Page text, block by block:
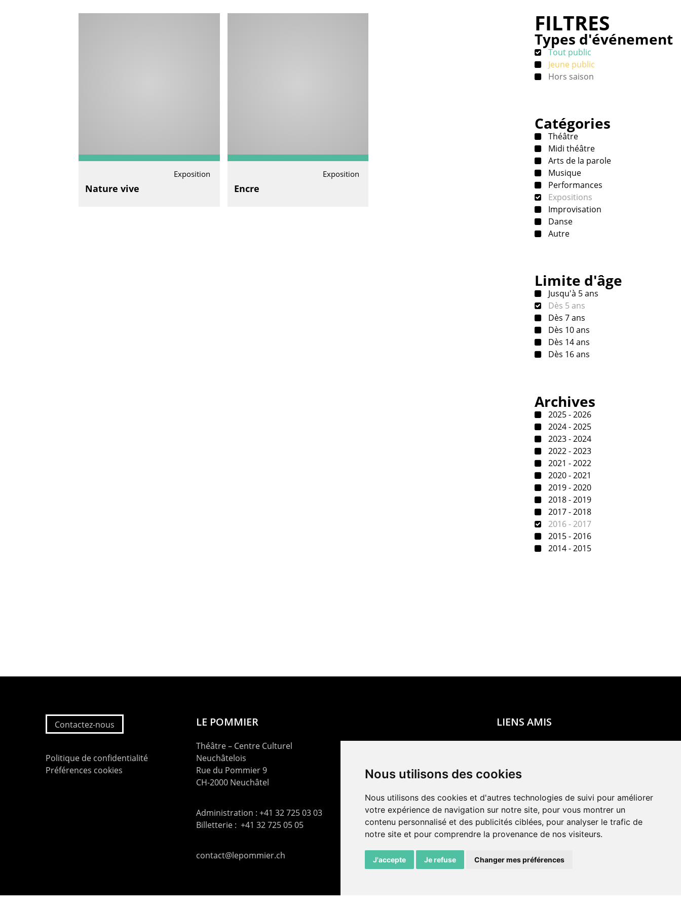
Nous utilisons des cookies
Nous utilisons des cookies et d'autres technologies de suivi pour améliorer
votre expérience de navigation sur notre site, pour vous montrer un
contenu personnalisé et des publicités ciblées, pour analyser le trafic de
notre site et pour comprendre la provenance de nos visiteurs.
J'accepte Je refuse Changer mes préférences
Exposition
Nature vive
Exposition
Encre
FILTRES
Types d'événement
Tout public
Jeune public
Hors saison
Catégories
Théâtre
Midi théâtre
Arts de la parole
Musique
Performances
Expositions
Improvisation
Danse
Autre
Limite d'âge
Jusqu'à 5 ans
Dès 5 ans
Dès 7 ans
Dès 10 ans
Dès 14 ans
Dès 16 ans
Archives
2025 - 2026
2024 - 2025
2023 - 2024
2022 - 2023
2021 - 2022
2020 - 2021
2019 - 2020
2018 - 2019
2017 - 2018
2016 - 2017
2015 - 2016
2014 - 2015
Contactez-nous
Politique de confidentialité
Préférences cookies
LE POMMIER
Théâtre – Centre Culturel
Neuchâtelois
Rue du Pommier 9
CH-2000 Neuchâtel
Administration : +41 32 725 03 03
Billetterie : +41 32 725 05 05
contact@lepommier.ch
LIENS AMIS